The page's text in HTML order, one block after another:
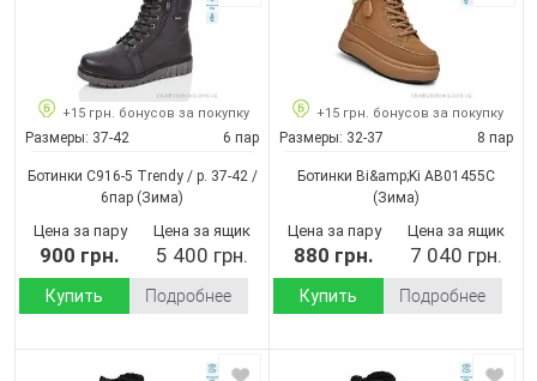
+15 грн. бонусов за покупку
Размеры: 37-42 6 пар
Ботинки C916-5 Trendy / p. 37-42 /
6пар (Зима)
Цена за пару
900 грн.
Цена за ящик
5 400 грн.
Купить Подробнее
+15 грн. бонусов за покупку
Размеры: 32-37 8 пар
Ботинки Bi&amp;Ki AB01455C
(Зима)
Цена за пару
880 грн.
Цена за ящик
7 040 грн.
Купить Подробнее